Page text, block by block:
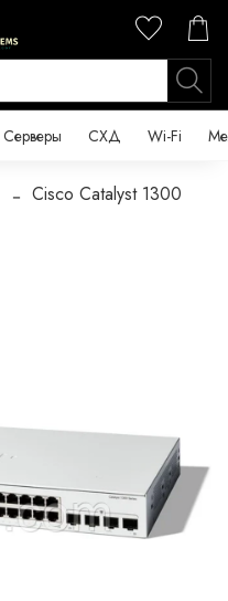
Серверы СХД Wi-Fi
Cisco Catalyst 1300